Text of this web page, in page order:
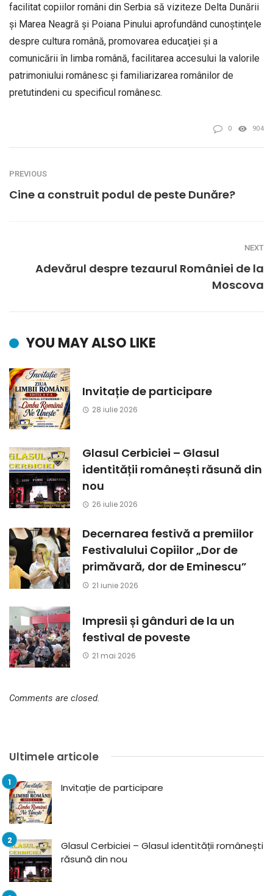
facilitat copiilor români din Serbia să viziteze Delta Dunării
și Marea Neagră și Poiana Pinului aprofundând cunoştinţele
despre cultura română, promovarea educaţiei şi a
comunicării în limba română, facilitarea accesului la valorile
patrimoniului românesc şi familiarizarea românilor de
pretutindeni cu specificul românesc.
0 904
PREVIOUS
Cine a construit podul de peste Dunăre?
NEXT
Adevărul despre tezaurul României de la
Moscova
YOU MAY ALSO LIKE
Invitație de participare
28 iulie 2026
Glasul Cerbiciei – Glasul
identității românești răsună din
nou
26 iulie 2026
Decernarea festivă a premiilor
Festivalului Copiilor „Dor de
primăvară, dor de Eminescu”
21 iunie 2026
Impresii și gânduri de la un
festival de poveste
21 mai 2026
Comments are closed.
Ultimele articole
Invitație de participare
Glasul Cerbiciei – Glasul identității românești
răsună din nou